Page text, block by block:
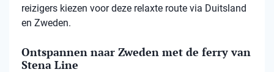
reizigers kiezen voor deze relaxte route via Duitsland
en Zweden.
Ontspannen naar Zweden met de ferry van
Stena Line